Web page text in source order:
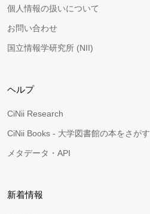
個人情報の扱いについて
お問い合わせ
国立情報学研究所 (NII)
ヘルプ
CiNii Research
CiNii Books - 大学図書館の本をさがす
メタデータ・API
新着情報